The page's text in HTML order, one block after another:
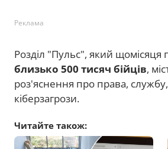
Реклама
Розділ "Пульс", який щомісяця
близько 500 тисяч бійців,
роз'яснення про права, службу,
кіберзагрози.
Читайте також: